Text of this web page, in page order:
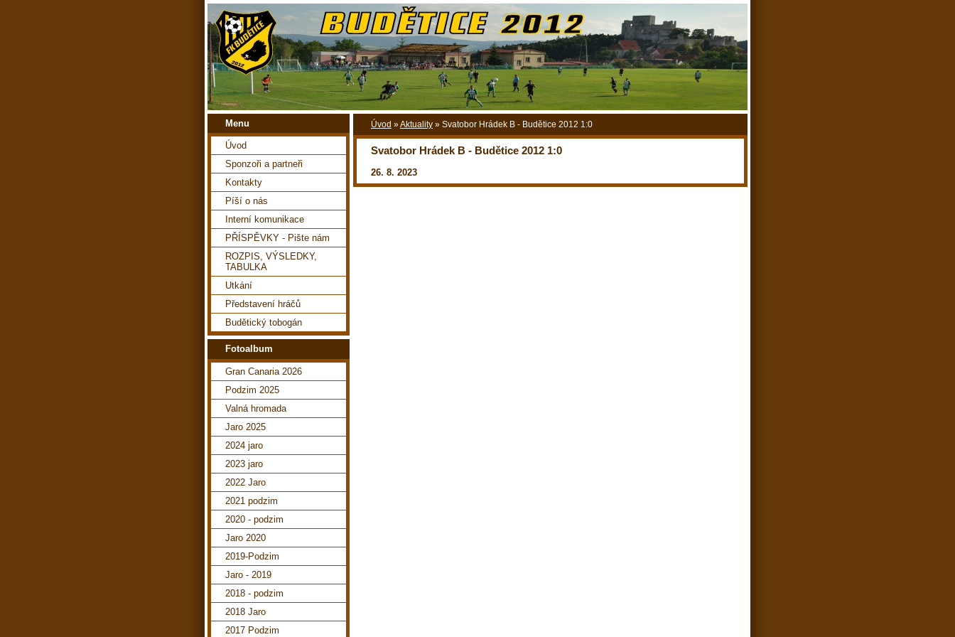
Úvod »Aktuality » Svatobor Hrádek B - Budětice 2012 1:0
Svatobor Hrádek B - Budětice 2012 1:0
26. 8. 2023
Menu
Úvod
Sponzoři a partneři
Kontakty
Píší o nás
Interní komunikace
PŘÍSPĚVKY - Pište nám
ROZPIS, VÝSLEDKY,
TABULKA
Utkání
Představení hráčů
Budětický tobogán
Fotoalbum
Gran Canaria 2026
Podzim 2025
Valná hromada
Jaro 2025
2024 jaro
2023 jaro
2022 Jaro
2021 podzim
2020 - podzim
Jaro 2020
2019-Podzim
Jaro - 2019
2018 - podzim
2018 Jaro
2017 Podzim